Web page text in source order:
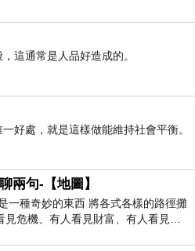
這通常是人品好造成的。
好處，就是這樣做能維持社會平衡。
兩句-【地圖】
一種奇妙的東西 將各式各樣的路徑攤
見危機、有人看見財富、有人看見…
出不同的